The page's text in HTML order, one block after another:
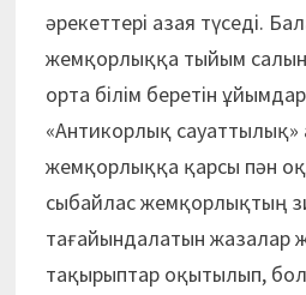
әрекеттері азая түседі.
жемқорлыққа тыйым
орта білім беретін
«Антикорлық
жемқорлыққа қарсы пән
сыбайлас жемқорлықтың
тағайындалатын жазалар
тақырыптар оқытылып,